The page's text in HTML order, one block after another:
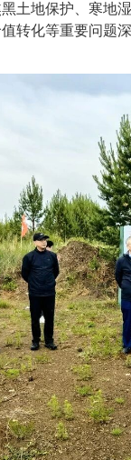
土地保护、寒地
转化等重要问题